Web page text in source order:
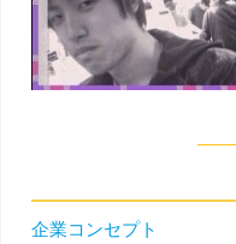
企業コンセプト